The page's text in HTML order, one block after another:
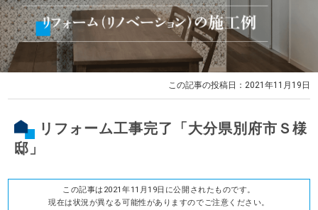
この記事の投稿日：2021年11月19日
リフォーム工事完了「大分県別府市Ｓ様
邸」
この記事は2021年11月19日に公開されたものです。
現在は状況が異なる可能性がありますのでご注意ください。